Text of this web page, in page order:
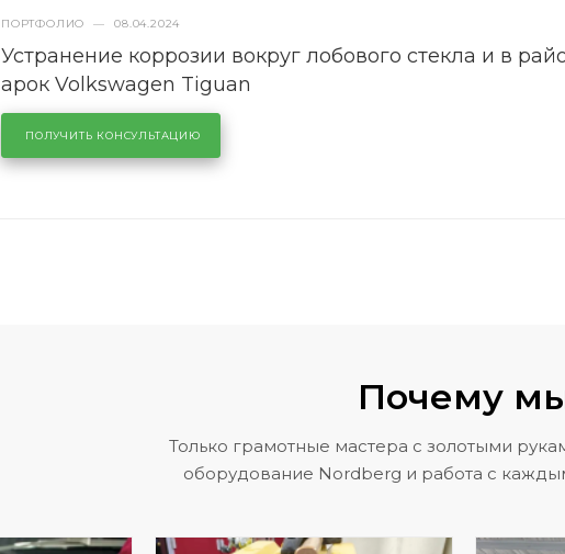
ПОРТФОЛИО — 08.04.2024
Устранение коррозии вокруг лобового стекла и в
арок Volkswagen Tiguan
ПОЛУЧИТЬ КОНСУЛЬТАЦИЮ
Почему
Только грамотные мастера с золотыми
оборудование Nordberg и работа с